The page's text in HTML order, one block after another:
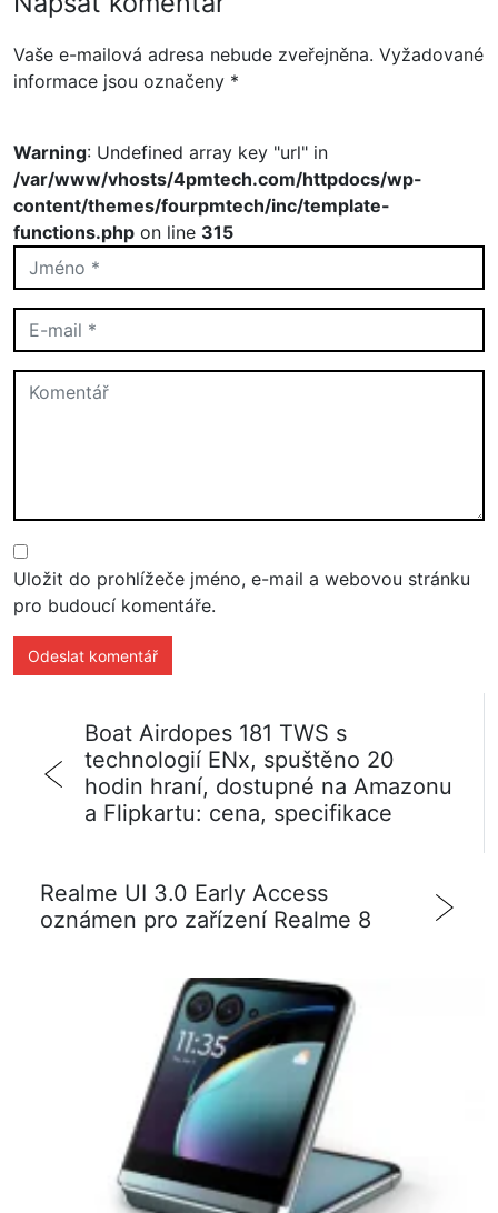
Vaše e-mailová adresa nebude zveřejněna. Vyžadované
informace jsou označeny *
Warning: Undefined array key "url" in
/var/www/vhosts/4pmtech.com/httpdocs/wp-
content/themes/fourpmtech/inc/template-
functions.php on line 315
Uložit do prohlížeče jméno, e-mail a webovou stránku
pro budoucí komentáře.
Boat Airdopes 181 TWS s
technologií ENx, spuštěno 20
hodin hraní, dostupné na Amazonu
a Flipkartu: cena, specifikace
Realme UI 3.0 Early Access
oznámen pro zařízení Realme 8